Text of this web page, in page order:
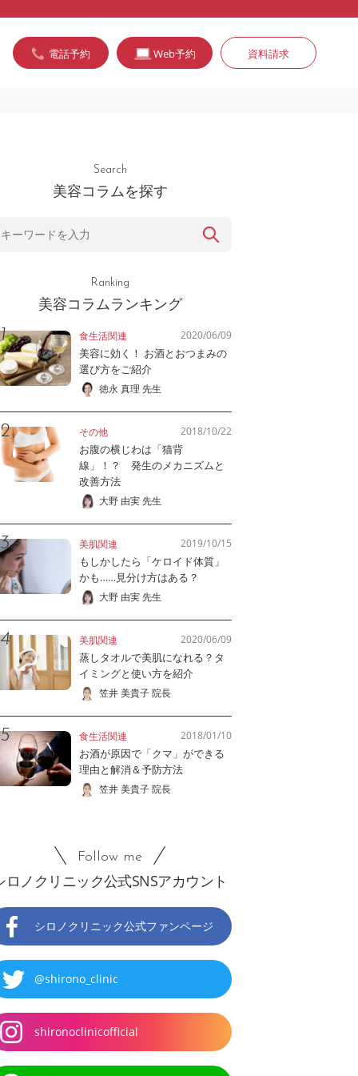
電話予約 Web予約 資料請求
Search
美容コラムを探す
Ranking
美容コラムランキング
食生活関連 2020/06/09
美容に効く！ お酒とおつまみの
選び方をご紹介
徳永 真理 先生
その他 2018/10/22
お腹の横じわは「猫背
線」！？ 発生のメカニズムと
改善方法
大野 由実 先生
美肌関連 2019/10/15
もしかしたら「ケロイド体質」
かも……見分け方はある？
大野 由実 先生
美肌関連 2020/06/09
蒸しタオルで美肌になれる？タ
イミングと使い方を紹介
笠井 美貴子 院長
食生活関連 2018/01/10
お酒が原因で「クマ」ができる
理由と解消＆予防方法
笠井 美貴子 院長
Follow me
ロノクリニック公式SNSアカウント
シロノクリニック公式ファンページ
@shirono_clinic
shironoclinicofficial